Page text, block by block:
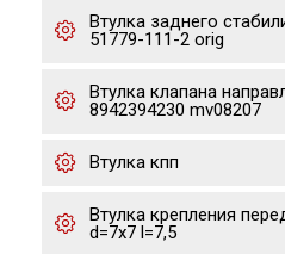
Втулка заднего
51779-111-2 orig
Втулка клапана
8942394230 mv08207
Втулка кпп
Втулка крепления
d=7x7 l=7,5